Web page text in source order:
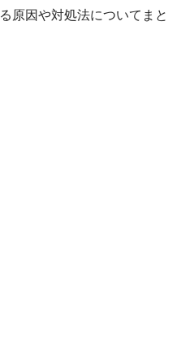
原因や対処法についてまと